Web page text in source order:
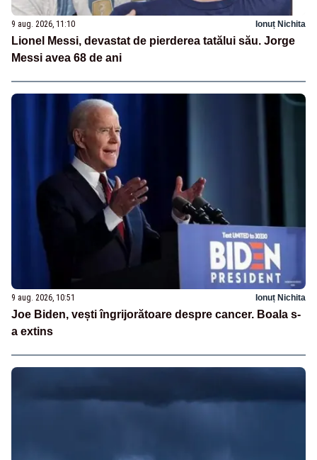
9 aug. 2026, 11:10 Ionuț Nichita
Lionel Messi, devastat de pierderea tatălui său. Jorge
Messi avea 68 de ani
9 aug. 2026, 10:51 Ionuț Nichita
Joe Biden, vești îngrijorătoare despre cancer. Boala s-
a extins